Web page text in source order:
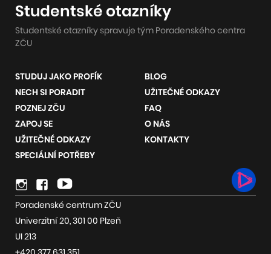
Studentské otazníky
Studentské otazníky spravuje tým Poradenského centra
ZČU
STUDUJ JAKO PROFÍK
NECH SI PORADIT
POZNEJ ZČU
ZAPOJ SE
UŽITEČNÉ ODKAZY
SPECIÁLNÍ POTŘEBY
BLOG
UŽITEČNÉ ODKAZY
FAQ
O NÁS
KONTAKTY
Odkazy
na
sociální
sítě
Instagram
Poradenské centrum ZČU
Univerzitní 20, 301 00 Plzeň
UI 213